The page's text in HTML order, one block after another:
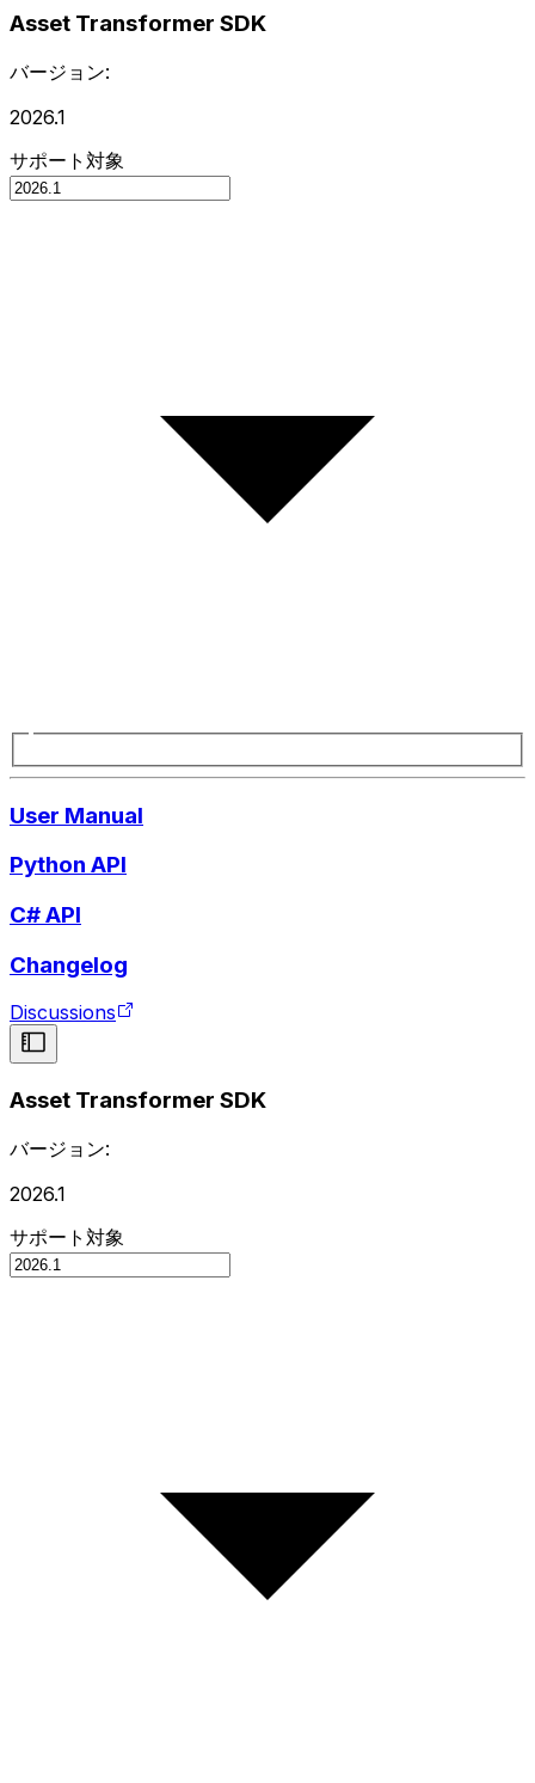
Asset Transformer SDK
バージョン:
2026.1
サポート対象
User Manual
Python API
C# API
Changelog
Discussions
Asset Transformer SDK
バージョン:
2026.1
サポート対象